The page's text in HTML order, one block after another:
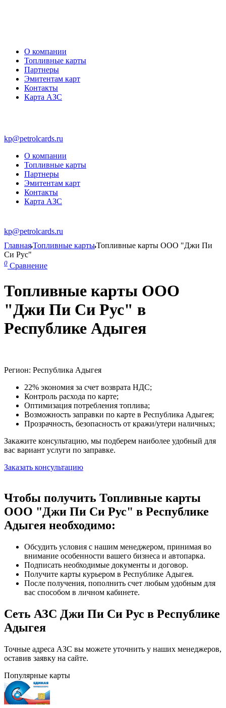
О компании
Топливные карты
Партнеры
Эмитентам карт
Контакты
Карта АЗС
kp@petrolcards.ru
О компании
Топливные карты
Партнеры
Эмитентам карт
Контакты
Карта АЗС
kp@petrolcards.ru
ГлавнаяТопливные картыТопливные карты ООО "Джи Пи
Си Рус"
0 Сравнение
Топливные карты ООО
"Джи Пи Си Рус" в
Республике Адыгея
Регион: Республика Адыгея
22% экономия за счет возврата НДС;
Контроль расхода по карте;
Оптимизация потребления топлива;
Возможность заправки по карте в Республика Адыгея;
Прозрачность, безопасность от кражи/утери наличных;
Закажите консультацию, мы подберем наиболее удобный для
вас вариант услуги по заправке.
Заказать консультацию
Чтобы получить Топливные карты
ООО "Джи Пи Си Рус" в Республике
Адыгея необходимо:
Обсудить условия с нашим менеджером, принимая во
внимание особенности вашего бизнеса и автопарка.
Подписать необходимые документы и договор.
Получите карты курьером в Республике Адыгея.
После получения, пополнить счет любым удобным для
вас способом в личном кабинете.
Сеть АЗС Джи Пи Си Рус в Республике
Адыгея
Точные адреса АЗС вы можете уточнить у наших менеджеров,
оставив заявку на сайте.
Популярные карты